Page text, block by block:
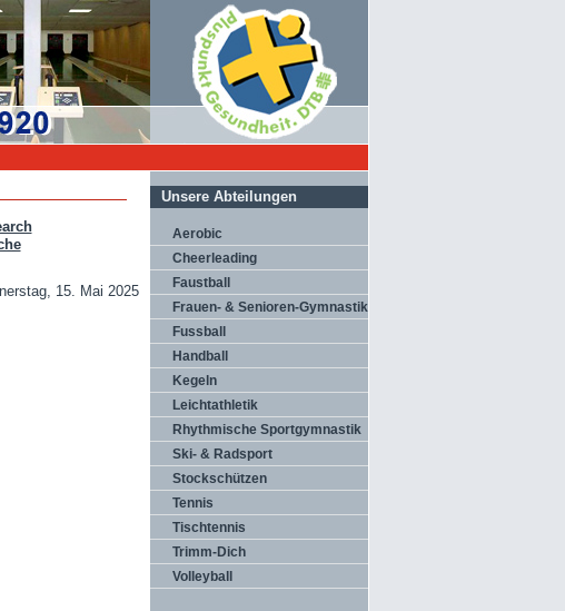
15. Mai 2025
Unsere Abteilungen
Aerobic
Cheerleading
Faustball
Frauen- & Senioren-Gymnastik
Fussball
Handball
Kegeln
Leichtathletik
Rhythmische Sportgymnastik
Ski- & Radsport
Stockschützen
Tennis
Tischtennis
Trimm-Dich
Volleyball